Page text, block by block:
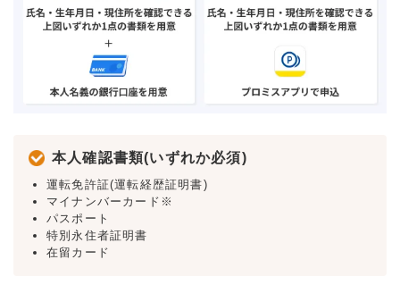
本人確認書類(いずれか必須)
運転免許証(運転経歴証明書)
マイナンバーカード※
パスポート
特別永住者証明書
在留カード